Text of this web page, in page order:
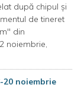
după chipul și
de tineret
din
noiembrie,
20 noiembrie